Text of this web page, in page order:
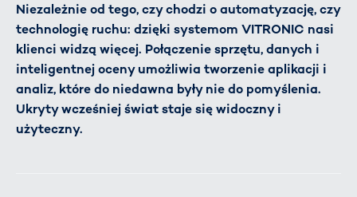
Niezależnie od tego, czy chodzi o automatyzację, czy
technologię ruchu: dzięki systemom VITRONIC nasi
klienci widzą więcej. Połączenie sprzętu, danych i
inteligentnej oceny umożliwia tworzenie aplikacji i
analiz, które do niedawna były nie do pomyślenia.
Ukryty wcześniej świat staje się widoczny i
użyteczny.